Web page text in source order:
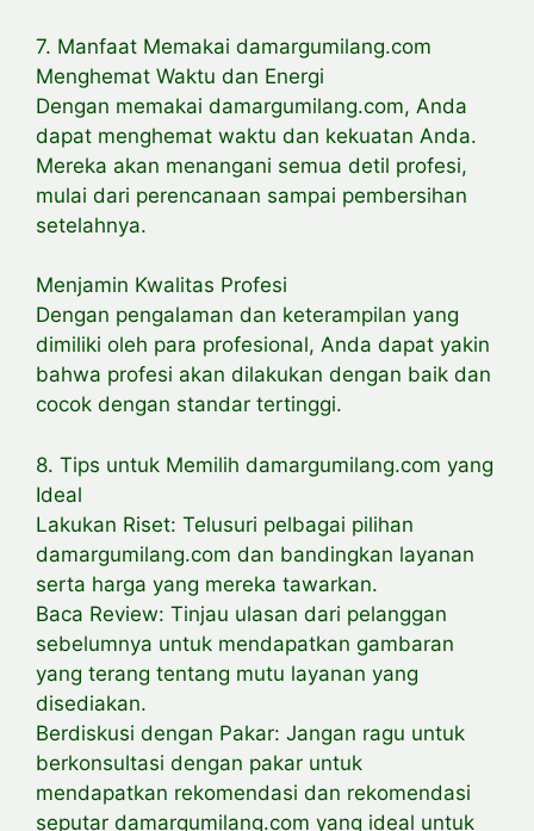
7. Manfaat Memakai damargumilang.com
Menghemat Waktu dan Energi
Dengan memakai damargumilang.com, Anda
dapat menghemat waktu dan kekuatan Anda.
Mereka akan menangani semua detil profesi,
mulai dari perencanaan sampai pembersihan
setelahnya.
Menjamin Kwalitas Profesi
Dengan pengalaman dan keterampilan yang
dimiliki oleh para profesional, Anda dapat yakin
bahwa profesi akan dilakukan dengan baik dan
cocok dengan standar tertinggi.
8. Tips untuk Memilih damargumilang.com yang
Ideal
Lakukan Riset: Telusuri pelbagai pilihan
damargumilang.com dan bandingkan layanan
serta harga yang mereka tawarkan.
Baca Review: Tinjau ulasan dari pelanggan
sebelumnya untuk mendapatkan gambaran
yang terang tentang mutu layanan yang
disediakan.
Berdiskusi dengan Pakar: Jangan ragu untuk
berkonsultasi dengan pakar untuk
mendapatkan rekomendasi dan rekomendasi
seputar damargumilang.com yang ideal untuk